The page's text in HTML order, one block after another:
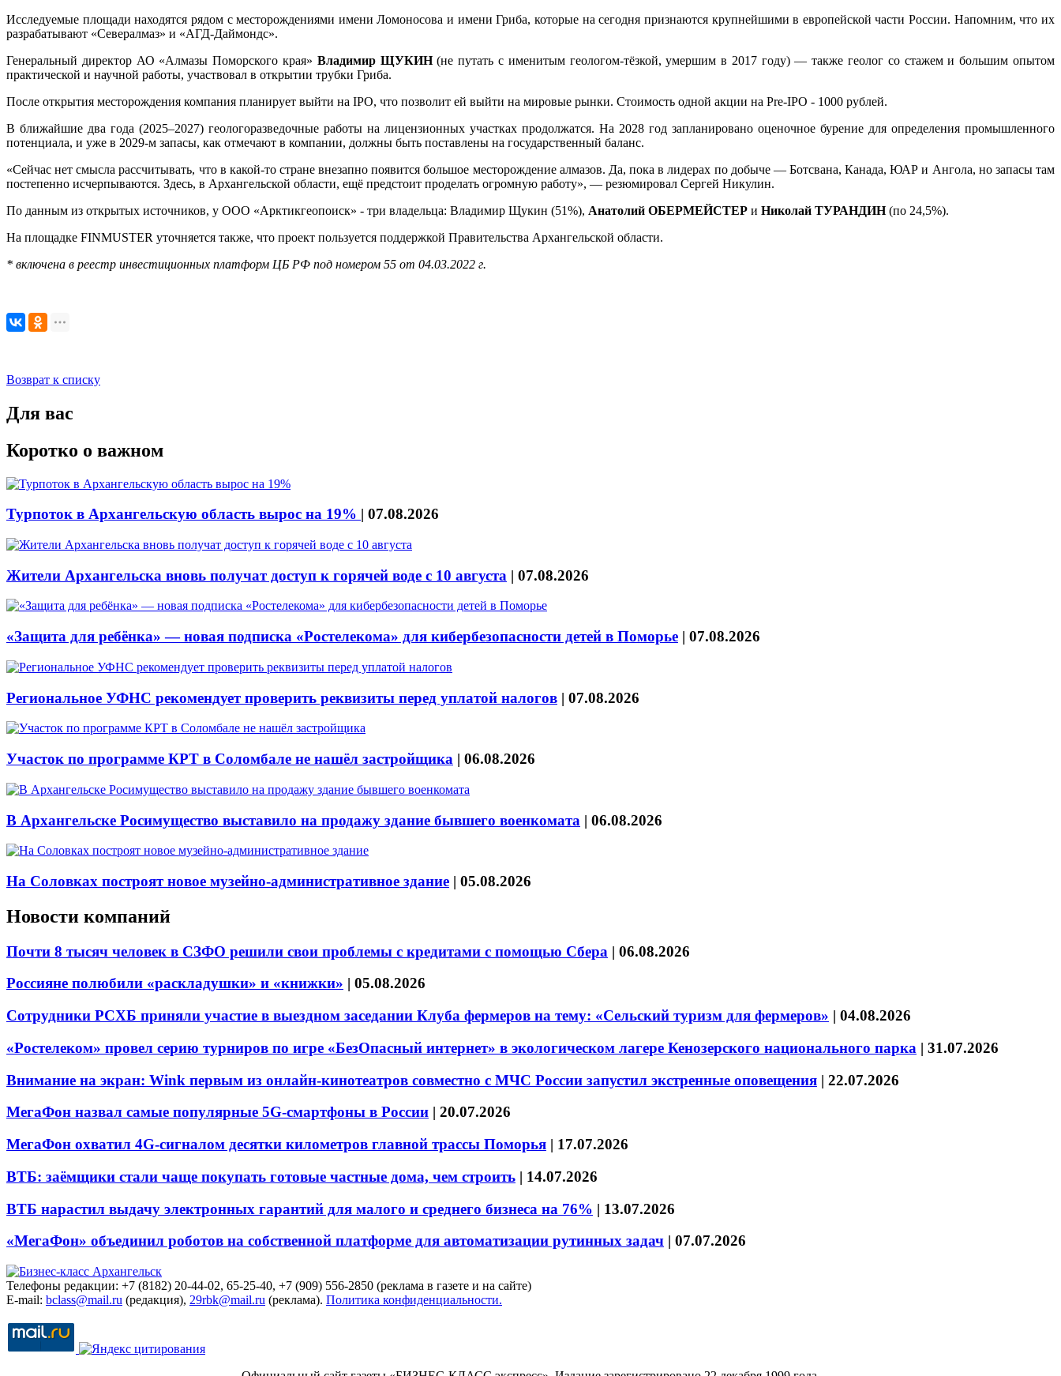
Исследуемые площади находятся рядом с месторождениями имени Ломоносова и имени Гриба, которые на сегодня признаются крупнейшими в европейской части России. Напомним, что их
разрабатывают «Севералмаз» и «АГД-Даймондс».
Генеральный директор АО «Алмазы Поморского края» Владимир ЩУКИН(не путать с именитым геологом-тёзкой, умершим в 2017 году) — также геолог со стажем и большим опытом
практической и научной работы, участвовал в открытии трубки Гриба.
После открытия месторождения компания планирует выйти на IPO, что позволит ей выйти на мировые рынки. Стоимость одной акции на Pre-IPO - 1000 рублей.
В ближайшие два года (2025–2027) геологоразведочные работы на лицензионных участках продолжатся. На 2028 год запланировано оценочное бурение для определения промышленного
потенциала, и уже в 2029-м запасы, как отмечают в компании, должны быть поставлены на государственный баланс.
«Сейчас нет смысла рассчитывать, что в какой-то стране внезапно появится большое месторождение алмазов. Да, пока в лидерах по добыче — Ботсвана, Канада, ЮАР и Ангола, но запасы там
постепенно исчерпываются. Здесь, в Архангельской области, ещё предстоит проделать огромную работу», — резюмировал Сергей Никулин.
По данным из открытых источников, у ООО «Арктикгеопоиск» - три владельца: Владимир Щукин (51%), Анатолий ОБЕРМЕЙСТЕР и Николай ТУРАНДИН(по 24,5%).
На площадке FINMUSTER уточняется также, что проект пользуется поддержкой Правительства Архангельской области.
* включена в реестр инвестиционных платформ ЦБ РФ под номером 55 от 04.03.2022 г.
Возврат к списку
Для вас
Коротко о важном
Турпоток в Архангельскую область вырос на 19% | 07.08.2026
Жители Архангельска вновь получат доступ к горячей воде с 10 августа | 07.08.2026
«Защита для ребёнка» — новая подписка «Ростелекома» для кибербезопасности детей в Поморье | 07.08.2026
Региональное УФНС рекомендует проверить реквизиты перед уплатой налогов | 07.08.2026
Участок по программе КРТ в Соломбале не нашёл застройщика | 06.08.2026
В Архангельске Росимущество выставило на продажу здание бывшего военкомата | 06.08.2026
На Соловках построят новое музейно-административное здание | 05.08.2026
Новости компаний
Почти 8 тысяч человек в СЗФО решили свои проблемы с кредитами с помощью Сбера | 06.08.2026
Россияне полюбили «раскладушки» и «книжки» | 05.08.2026
Сотрудники РСХБ приняли участие в выездном заседании Клуба фермеров на тему: «Сельский туризм для фермеров» | 04.08.2026
«Ростелеком» провел серию турниров по игре «БезОпасный интернет» в экологическом лагере Кенозерского национального парка | 31.07.2026
Внимание на экран: Wink первым из онлайн-кинотеатров совместно с МЧС России запустил экстренные оповещения | 22.07.2026
МегаФон назвал самые популярные 5G-смартфоны в России | 20.07.2026
МегаФон охватил 4G-сигналом десятки километров главной трассы Поморья | 17.07.2026
ВТБ: заёмщики стали чаще покупать готовые частные дома, чем строить | 14.07.2026
ВТБ нарастил выдачу электронных гарантий для малого и среднего бизнеса на 76% | 13.07.2026
«МегаФон» объединил роботов на собственной платформе для автоматизации рутинных задач | 07.07.2026
Телефоны редакции: +7 (8182) 20-44-02, 65-25-40, +7 (909) 556-2850 (реклама в газете и на сайте)
E-mail: bclass@mail.ru (редакция), 29rbk@mail.ru (реклама). Политика конфиденциальности.